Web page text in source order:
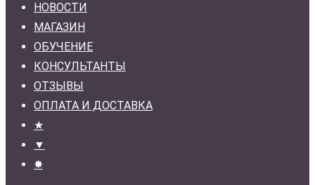
НОВОСТИ
МАГАЗИН
ОБУЧЕНИЕ
КОНСУЛЬТАНТЫ
ОТЗЫВЫ
ОПЛАТА И ДОСТАВКА
★
▼
✸